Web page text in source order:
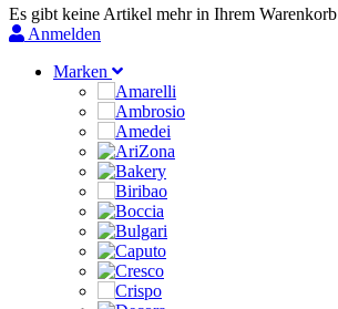
Es gibt keine Artikel mehr in Ihrem Warenkorb
Anmelden
Marken